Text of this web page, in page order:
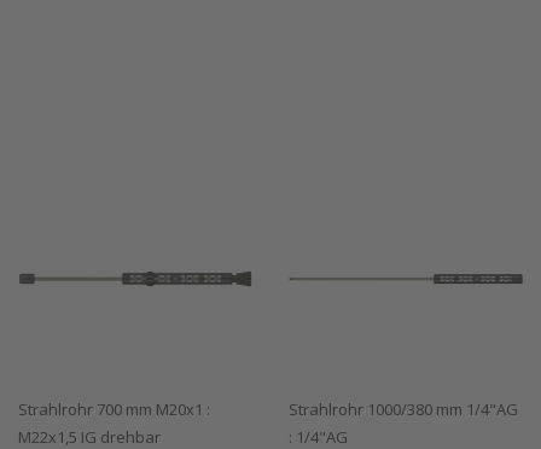
Strahlrohr 700 mm M20x1 :
M22x1,5 IG drehbar
Strahlrohr 1000/380 mm 1/4"AG
: 1/4"AG